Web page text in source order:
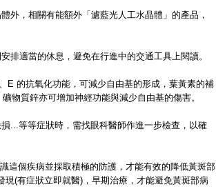
外，相關有能額外「濾藍光人工水晶體」的產品，
排適當的休息， 避免在行進中的交通工具上閱讀。
E 的抗氧化功能， 可減少自由基的形成，葉黃素的補
物質鋅亦可增加神經功能與減少自由基的傷害。
...等等症狀時， 需找眼科醫師作進一步檢查，以確
這個疾病並採取積極的防護，才能有效的降低黃斑部
現(有症狀立即就醫)，早期治療，才能避免黃斑部病